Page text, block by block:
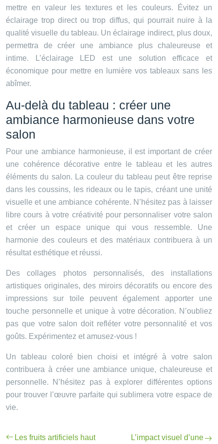
mettre en valeur les textures et les couleurs. Évitez un
éclairage trop direct ou trop diffus, qui pourrait nuire à la
qualité visuelle du tableau. Un éclairage indirect, plus doux,
permettra de créer une ambiance plus chaleureuse et
intime. L’éclairage LED est une solution efficace et
économique pour mettre en lumière vos tableaux sans les
abîmer.
Au-delà du tableau : créer une
ambiance harmonieuse dans votre
salon
Pour une ambiance harmonieuse, il est important de créer
une cohérence décorative entre le tableau et les autres
éléments du salon. La couleur du tableau peut être reprise
dans les coussins, les rideaux ou le tapis, créant une unité
visuelle et une ambiance cohérente. N’hésitez pas à laisser
libre cours à votre créativité pour personnaliser votre salon
et créer un espace unique qui vous ressemble. Une
harmonie des couleurs et des matériaux contribuera à un
résultat esthétique et réussi.
Des collages photos personnalisés, des installations
artistiques originales, des miroirs décoratifs ou encore des
impressions sur toile peuvent également apporter une
touche personnelle et unique à votre décoration. N’oubliez
pas que votre salon doit refléter votre personnalité et vos
goûts. Expérimentez et amusez-vous !
Un tableau coloré bien choisi et intégré à votre salon
contribuera à créer une ambiance unique, chaleureuse et
personnelle. N’hésitez pas à explorer différentes options
pour trouver l’œuvre parfaite qui sublimera votre espace de
vie.
Les fruits artificiels haut
L’impact visuel d’une